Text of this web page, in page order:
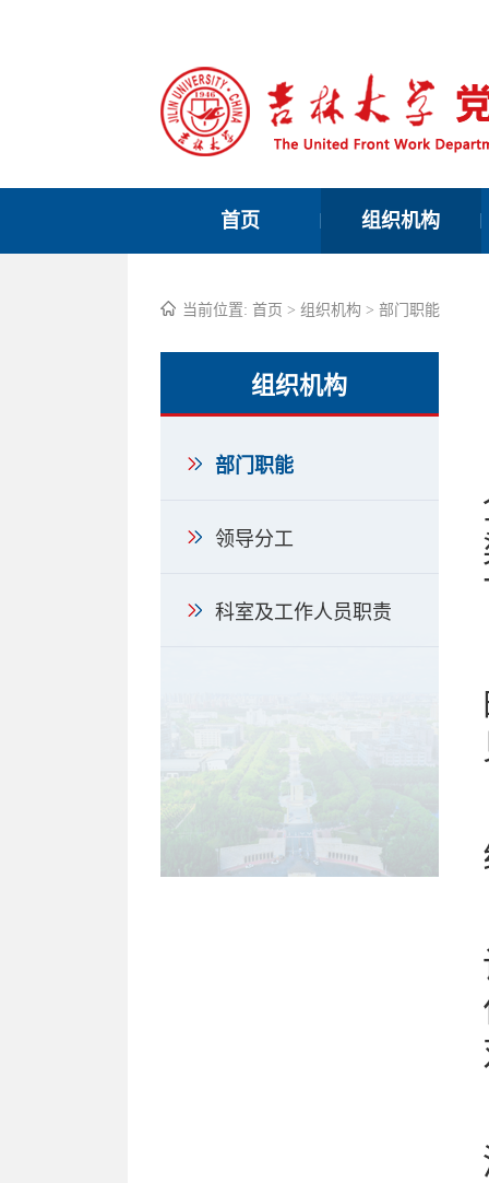
首页 组织机构
当前位置: 首页 > 组织机构 > 部门职能
组织机构
部门职能
领导分工
科室及工作人员职责